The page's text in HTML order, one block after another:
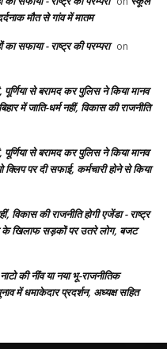
मौत से गांव में मातम
सफाया - राष्ट्र की परम्परा on
से बरामद कर पुलिस ने किया मानव
में जाति-धर्म नहीं, विकास की राजनीति
से बरामद कर पुलिस ने किया मानव
पर दी सफाई, कर्मचारी होने से किया
विकास की राजनीति होगी एजेंडा - राष्ट्र
के खिलाफ सड़कों पर उतरे लोग, बजट
की नींव या नया भू-राजनीतिक
में धमाकेदार प्रदर्शन, अध्यक्ष सहित